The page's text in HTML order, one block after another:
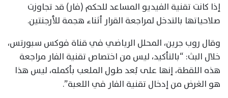
إذا كانت تقنية الفيديو المساعد للحكم (فار) قد تجاوزت
صلاحياتها بالتدخل لمراجعة القرار أثناء هجمة للأرجنتين.
وقال روب جرين، المحلل الرياضي في قناة فوكس سبورتس،
خلال البث: “بالتأكيد، ليس من اختصاص تقنية الفار مراجعة
هذه اللقطة، إنها على بُعد طول الملعب بأكمله، ليس هذا
هو الغرض من إدخال تقنية الفار في اللعبة”.